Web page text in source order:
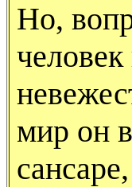
Но,
мир он